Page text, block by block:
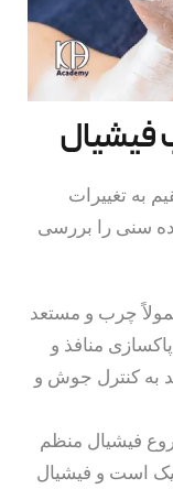
روشن‌ کننده
درمانی لک
درماپلنینگ
تکنیک پوست مار
پلاژن تراپی
آنتی‌اکسیدان
و مزونیدلینگ
فیشیال
به تغییرات
سنی را بررسی
چرب و مستعد
منافذ و
به کنترل جوش و
شروع فیشیال منظم
است و فیشیال